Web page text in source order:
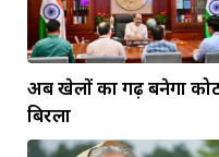
अब खेलों का गढ़ बनेगा
बिरला